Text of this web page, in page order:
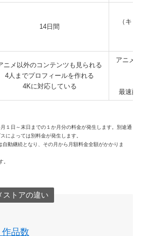
14日間
（キ
ニメ以外のコンテンツも見られる
4人までプロフィールを作れる
4Kに対応している
アニメ
最速配
１日～末日までの１か月分の料金が発生します。別途通
によっては別料金が発生します。
動継続となり、その月から月額料金全額がかかりま
。
ストアの違い
品数